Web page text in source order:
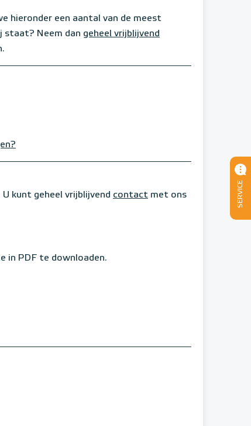
hieronder een aantal van de meest
staat? Neem dan geheel vrijblijvend
kunt geheel vrijblijvend contact met ons
in PDF te downloaden.
SERVICE